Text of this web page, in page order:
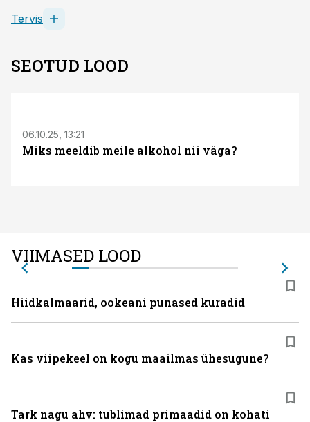
Tervis
SEOTUD LOOD
06.10.25, 13:21
Miks meeldib meile alkohol nii väga?
VIIMASED LOOD
Hiidkalmaarid, ookeani punased kuradid
Kas viipekeel on kogu maailmas ühesugune?
Tark nagu ahv: tublimad primaadid on kohati